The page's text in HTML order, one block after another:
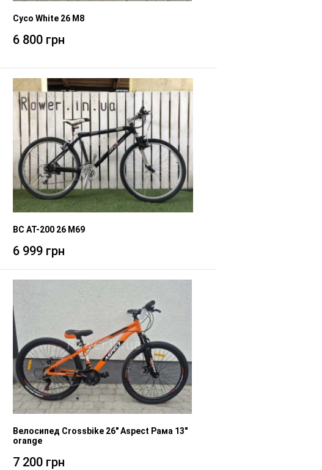
Cyco White 26 M8
6 800 грн
BC AT-200 26 M69
6 999 грн
Велосипед Crossbike 26" Aspect Рама 13"
orange
7 200 грн